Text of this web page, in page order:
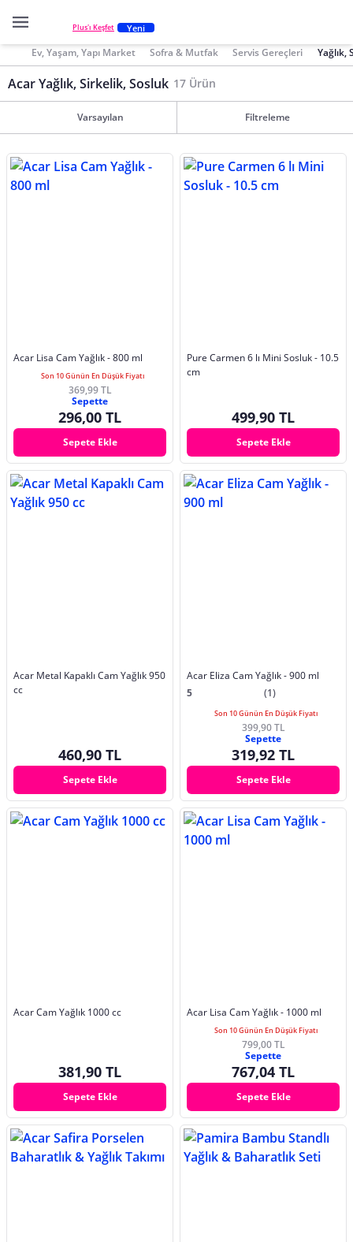
Plus'ı Keşfet Yeni
Ev, Yaşam, Yapı Market Sofra & Mutfak Servis Gereçleri Yağlık,
Acar Yağlık, Sirkelik, Sosluk 17 Ürün
Varsayılan Filtreleme
Acar Lisa Cam Yağlık - 800 ml
Son 10 Günün En Düşük Fiyatı
369,99 TL
Sepette
296,00 TL
Sepete Ekle
Pure Carmen 6 lı Mini Sosluk - 10.5
cm
499,90 TL
Sepete Ekle
Acar Metal Kapaklı Cam Yağlık 950
cc
460,90 TL
Sepete Ekle
Acar Eliza Cam Yağlık - 900 ml
5
(1)
Son 10 Günün En Düşük Fiyatı
399,90 TL
Sepette
319,92 TL
Sepete Ekle
Acar Cam Yağlık 1000 cc
381,90 TL
Sepete Ekle
Acar Lisa Cam Yağlık - 1000 ml
Son 10 Günün En Düşük Fiyatı
799,00 TL
Sepette
767,04 TL
Sepete Ekle